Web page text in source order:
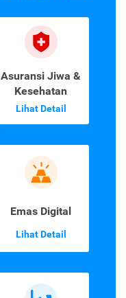
Asuransi Jiwa &
Kesehatan
Lihat Detail
Emas Digital
Lihat Detail